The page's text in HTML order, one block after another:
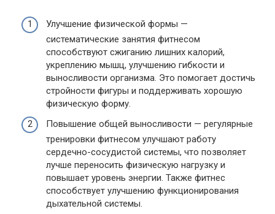
Улучшение физической формы —
систематические занятия фитнесом
способствуют сжиганию лишних калорий,
укреплению мышц, улучшению гибкости и
выносливости организма. Это помогает достичь
стройности фигуры и поддерживать хорошую
физическую форму.
Повышение общей выносливости — регулярные
тренировки фитнесом улучшают работу
сердечно-сосудистой системы, что позволяет
лучше переносить физическую нагрузку и
повышает уровень энергии. Также фитнес
способствует улучшению функционирования
дыхательной системы.